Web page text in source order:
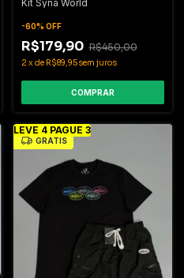
Kit Syna World
-60% OFF
R$179,90 R$450,00
2 xde R$89,95sem juros
COMPRAR
LEVE 4 PAGUE 3
GRÁTIS